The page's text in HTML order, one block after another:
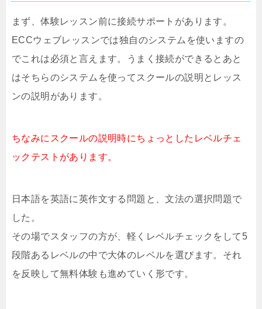
まず、体験レッスン前に接続サポートがあります。
ECCウェブレッスンでは独自のシステムを使いますの
でこれは必須と言えます。うまく接続ができるとあと
はそちらのシステムを使ってスクールの説明とレッス
ンの説明があります。
ちなみにスクールの説明時にちょっとしたレベルチェ
ックテストがあります。
日本語を英語に英作文する問題と、文法の選択問題で
した。
その場でスタッフの方が、軽くレベルチェックをして5
段階あるレベルの中で大体のレベルを選びます。それ
を反映して無料体験も進めていく形です。